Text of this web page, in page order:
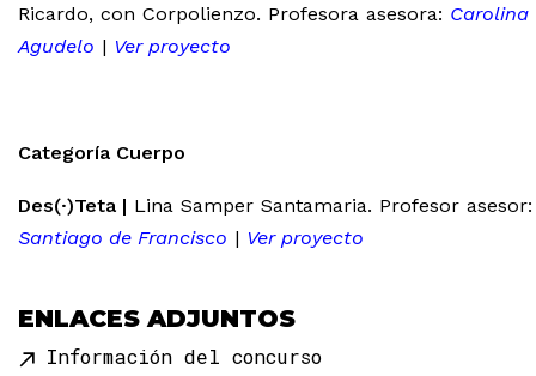
Ricardo, con Corpolienzo. Profesora asesora: Carolina
Agudelo | Ver proyecto
Categoría Cuerpo
Des(·)Teta | Lina Samper Santamaria. Profesor asesor:
Santiago de Francisco | Ver proyecto
ENLACES ADJUNTOS
Información del concurso